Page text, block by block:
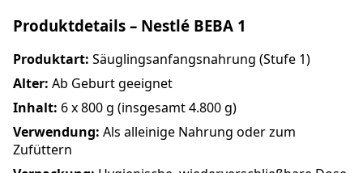
Produktdetails – Nestlé BEBA 1
Produktart: Säuglingsanfangsnahrung (Stufe 1)
Alter: Ab Geburt geeignet
Inhalt: 6 x 800 g (insgesamt 4.800 g)
Verwendung: Als alleinige Nahrung oder zum
Zufüttern